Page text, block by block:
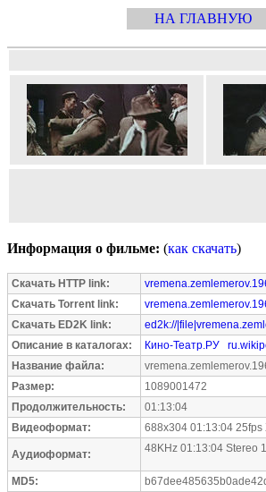
НА ГЛАВНУЮ
Информация о фильме: (как скачать)
Скачать HTTP link:
Скачать Torrent link:
Скачать ED2K link:
ed2k://
Описание в каталогах:
Кино-Театр.РУ
Название файла:
Размер:
1089001472
Продолжительность:
01:13:04
Видеоформат:
688x304 01:13:04 25fps
Аудиоформат: 48KHz 01:13:04 Stereo
MD5: